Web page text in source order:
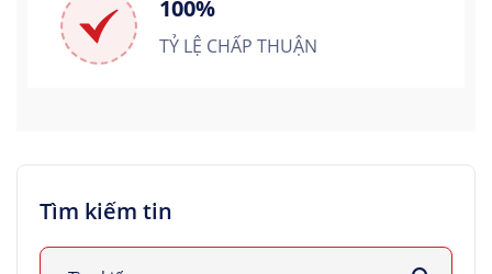
100%
TỶ LỆ CHẤP THUẬN
Tìm kiếm tin